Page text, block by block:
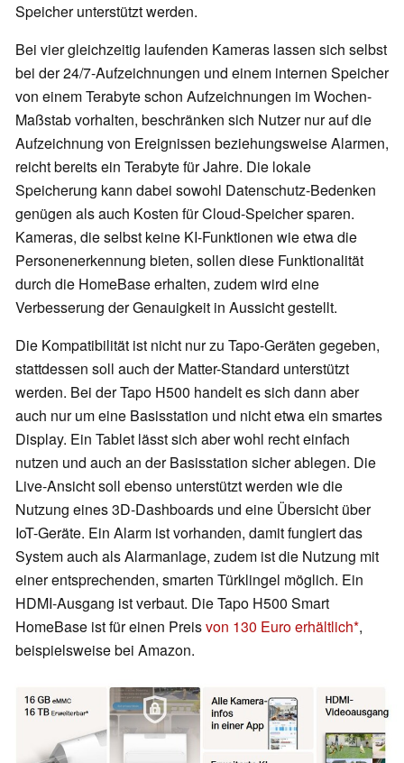
Speicher unterstützt werden.
Bei vier gleichzeitig laufenden Kameras lassen sich selbst
bei der 24/7-Aufzeichnungen und einem internen Speicher
von einem Terabyte schon Aufzeichnungen im Wochen-
Maßstab vorhalten, beschränken sich Nutzer nur auf die
Aufzeichnung von Ereignissen beziehungsweise Alarmen,
reicht bereits ein Terabyte für Jahre. Die lokale
Speicherung kann dabei sowohl Datenschutz-Bedenken
genügen als auch Kosten für Cloud-Speicher sparen.
Kameras, die selbst keine KI-Funktionen wie etwa die
Personenerkennung bieten, sollen diese Funktionalität
durch die HomeBase erhalten, zudem wird eine
Verbesserung der Genauigkeit in Aussicht gestellt.
Die Kompatibilität ist nicht nur zu Tapo-Geräten gegeben,
stattdessen soll auch der Matter-Standard unterstützt
werden. Bei der Tapo H500 handelt es sich dann aber
auch nur um eine Basisstation und nicht etwa ein smartes
Display. Ein Tablet lässt sich aber wohl recht einfach
nutzen und auch an der Basisstation sicher ablegen. Die
Live-Ansicht soll ebenso unterstützt werden wie die
Nutzung eines 3D-Dashboards und eine Übersicht über
IoT-Geräte. Ein Alarm ist vorhanden, damit fungiert das
System auch als Alarmanlage, zudem ist die Nutzung mit
einer entsprechenden, smarten Türklingel möglich. Ein
HDMI-Ausgang ist verbaut. Die Tapo H500 Smart
HomeBase ist für einen Preisvon 130 Euro erhältlich ,
beispielsweise bei Amazon.